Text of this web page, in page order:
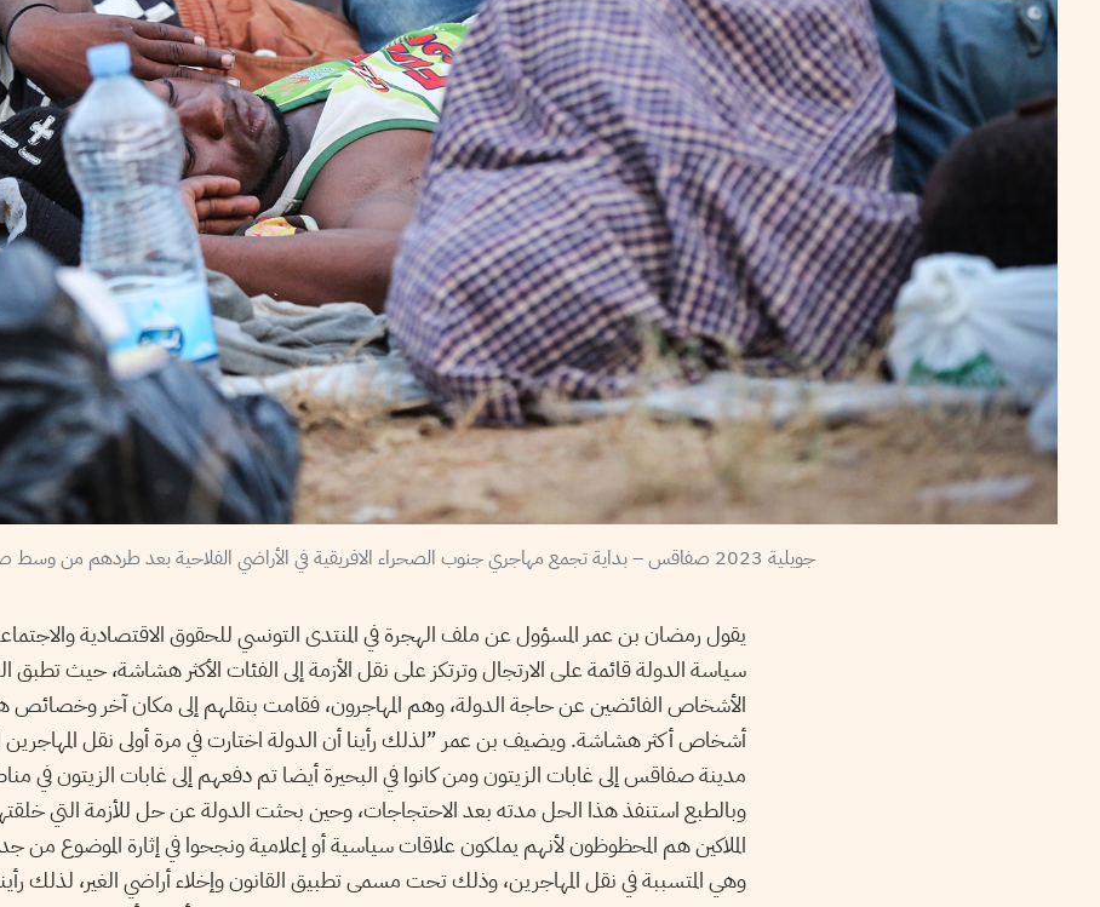
جويلية 2023 صفاقس – بداية تجمع مهاجري جنوب الصحراء الافريقية في الأراضي الفلاحية بعد طردهم من وسط صفاقس المدينة – صور نواة محمد كريت
يقول رمضان بن عمر المسؤول عن ملف الهجرة في المنتدى التونسي للحقوق الاقتصادية
سياسة الدولة قائمة على الارتجال وترتكز على نقل الأزمة إلى الفئات الأكثر هشاشة، حيث تطبق
الأشخاص الفائضين عن حاجة الدولة، وهم المهاجرون، فقامت بنقلهم إلى مكان آخر وخصائص
أشخاص أكثر هشاشة. ويضيف بن عمر ”لذلك رأينا أن الدولة اختارت في مرة أولى نقل المهاجرين
مدينة صفاقس إلى غابات الزيتون ومن كانوا في البحيرة أيضا تم دفعهم إلى غابات الزيتون في
وبالطبع استنفذ هذا الحل مدته بعد الاحتجاجات، وحين بحثت الدولة عن حل للأزمة التي
الملاكين هم المحظوظون لأنهم يملكون علاقات سياسية أو إعلامية ونجحوا في إثارة الموضوع من
وهي المتسببة في نقل المهاجرين، وذلك تحت مسمى تطبيق القانون وإخلاء أراضي الغير، لذلك رأينا